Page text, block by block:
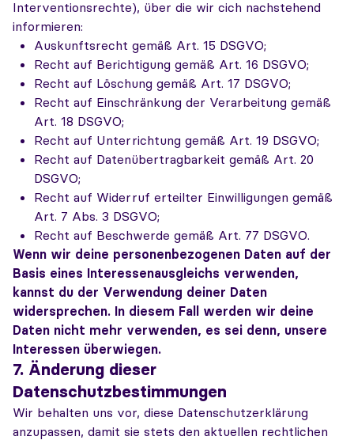
Interventionsrechte), über die wir cich nachstehend
informieren:
Auskunftsrecht gemäß Art. 15 DSGVO;
Recht auf Berichtigung gemäß Art. 16 DSGVO;
Recht auf Löschung gemäß Art. 17 DSGVO;
Recht auf Einschränkung der Verarbeitung gemäß
Art. 18 DSGVO;
Recht auf Unterrichtung gemäß Art. 19 DSGVO;
Recht auf Datenübertragbarkeit gemäß Art. 20
DSGVO;
Recht auf Widerruf erteilter Einwilligungen gemäß
Art. 7 Abs. 3 DSGVO;
Recht auf Beschwerde gemäß Art. 77 DSGVO.
Wenn wir deine personenbezogenen Daten auf der
Basis eines Interessenausgleichs verwenden,
kannst du der Verwendung deiner Daten
widersprechen. In diesem Fall werden wir deine
Daten nicht mehr verwenden, es sei denn, unsere
Interessen überwiegen.
7. Änderung dieser
Datenschutzbestimmungen
Wir behalten uns vor, diese Datenschutzerklärung
anzupassen, damit sie stets den aktuellen rechtlichen